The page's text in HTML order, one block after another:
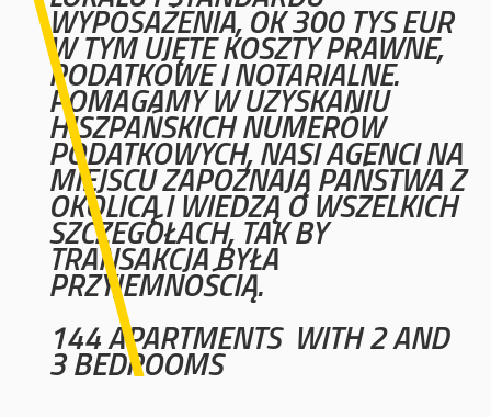
WYPOSAŻENIA, OK 300 TYS EUR
W TYM UJĘTE KOSZTY PRAWNE,
PODATKOWE I NOTARIALNE.
POMAGAMY W UZYSKANIU
HISZPAŃSKICHNUMERÓW
PODATKOWYCH, NASI AGENCI NA
MIEJSCU ZAPOZNAJĄ PAŃSTWA Z
OKOLICĄ I WIEDZĄ O WSZELKICH
SZCZEGÓŁACH, TAK BY
TRANSAKCJA BYŁA
PRZYJEMNOŚCIĄ.
144 APARTMENTS WITH 2 AND
3 BEDROOMS